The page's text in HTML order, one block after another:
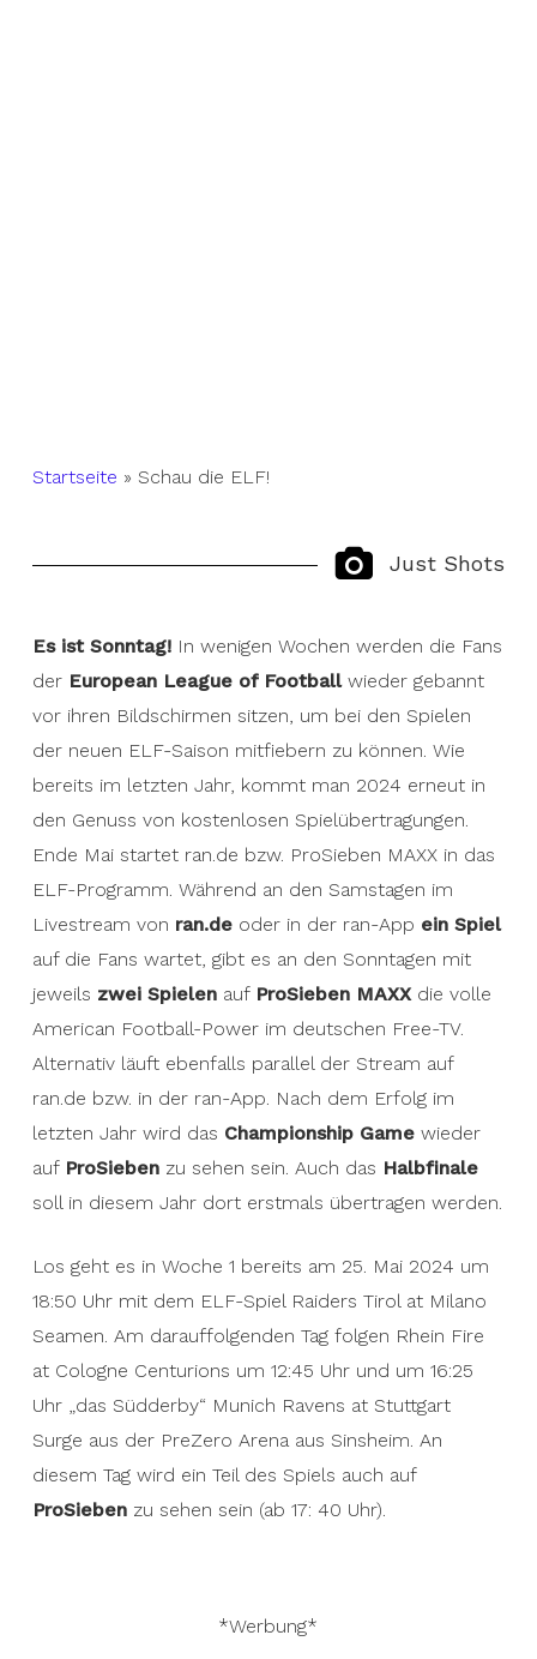
Startseite » Schau die ELF!
Just Shots
Es ist Sonntag!In wenigen Wochen werden die Fans
der European League of Footballwieder gebannt
vor ihren Bildschirmen sitzen, um bei den Spielen
der neuen ELF-Saison mitfiebern zu können. Wie
bereits im letzten Jahr, kommt man 2024 erneut in
den Genuss von kostenlosen Spielübertragungen.
Ende Mai startet ran.de bzw. ProSieben MAXX in das
ELF-Programm. Während an den Samstagen im
Livestream von ran.deoder in der ran-App ein Spiel
auf die Fans wartet, gibt es an den Sonntagen mit
jeweils zwei Spielenauf ProSieben MAXXdie volle
American Football-Power im deutschen Free-TV.
Alternativ läuft ebenfalls parallel der Stream auf
ran.de bzw. in der ran-App. Nach dem Erfolg im
letzten Jahr wird das Championship Gamewieder
auf ProSiebenzu sehen sein. Auch das Halbfinale
soll in diesem Jahr dort erstmals übertragen werden.
Los geht es in Woche 1 bereits am 25. Mai 2024 um
18:50 Uhr mit dem ELF-Spiel Raiders Tirol at Milano
Seamen. Am darauffolgenden Tag folgen Rhein Fire
at Cologne Centurions um 12:45 Uhr und um 16:25
Uhr „das Südderby“ Munich Ravens at Stuttgart
Surge aus der PreZero Arena aus Sinsheim. An
diesem Tag wird ein Teil des Spiels auch auf
ProSiebenzu sehen sein (ab 17: 40 Uhr).
*Werbung*